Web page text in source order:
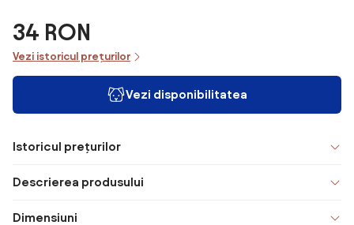
34 RON
Vezi istoricul prețurilor
Vezi disponibilitatea
Istoricul prețurilor
Descrierea produsului
Dimensiuni